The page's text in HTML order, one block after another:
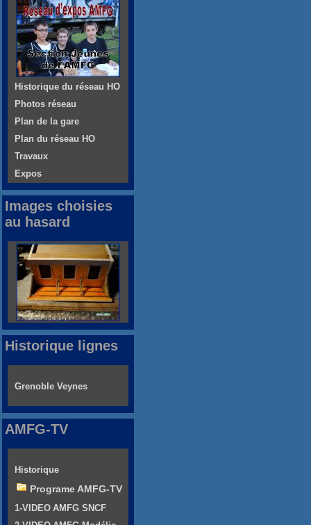
Historique du réseau HO
Photos réseau
Plan de la gare
Plan du réseau HO
Travaux
Expos
Images choisies
au hasard
Historique lignes
Grenoble Veynes
AMFG-TV
Historique
Programe AMFG-TV
1-VIDEO AMFG SNCF